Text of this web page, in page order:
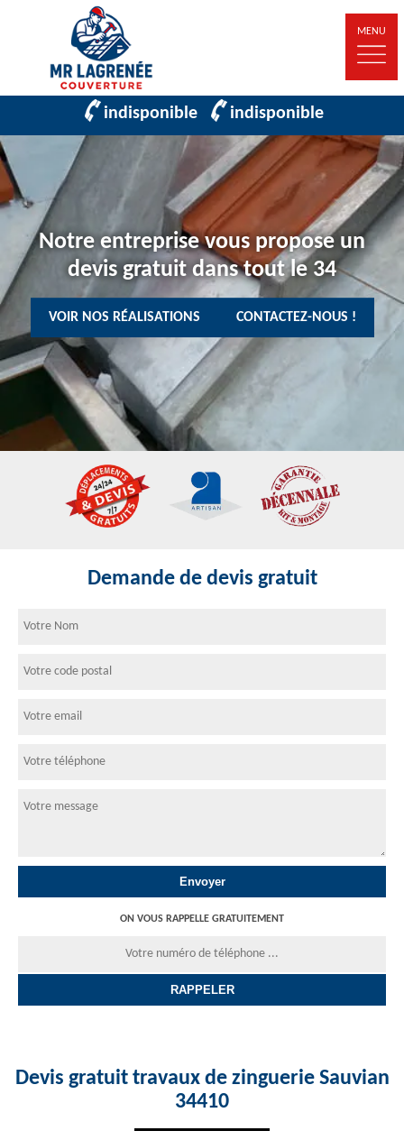
MENU
indisponible indisponible
Notre entreprise vous propose un
devis gratuit dans tout le 34
VOIR NOS RÉALISATIONS CONTACTEZ-NOUS !
Demande de devis gratuit
ON VOUS RAPPELLE GRATUITEMENT
Devis gratuit travaux de zinguerie Sauvian
34410